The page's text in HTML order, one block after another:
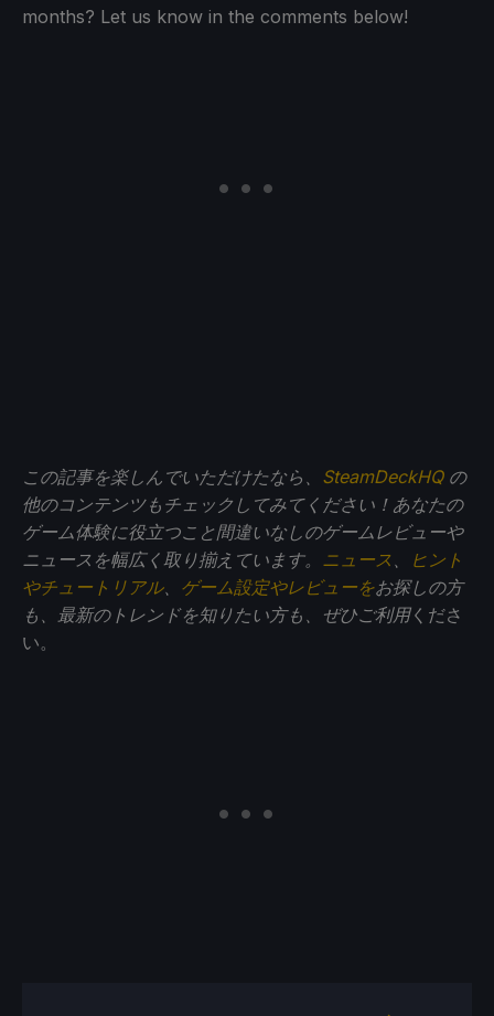
months? Let us know in the comments below!
この記事を楽しんでいただけたなら、 SteamDeckHQの
他のコンテンツもチェックしてみてください！あなたの
ゲーム体験に役立つこと間違いなしのゲームレビューや
ニュースを幅広く取り揃えています。 ニュース 、
ヒント
やチュートリアル、 ゲーム設定やレビューをお探しの方
も、最新のトレンドを知りたい方も、ぜひご利用くださ
い。